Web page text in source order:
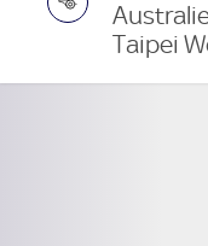
Taipei